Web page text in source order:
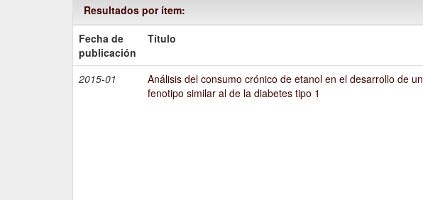
Resultados por ítem:
Fecha de
publicación
Título
2015-01
Análisis del consumo crónico de etanol en el desarrollo de un
fenotipo similar al de la diabetes tipo 1